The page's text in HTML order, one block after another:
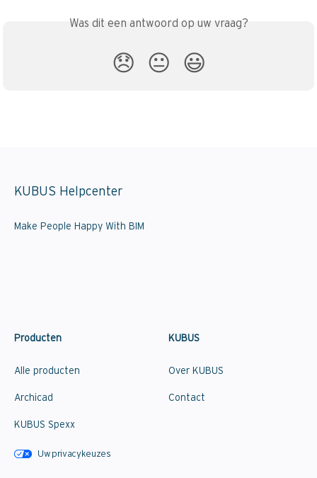
Was dit een antwoord op uw vraag?
😞 😐 😃
KUBUS Helpcenter
Make People Happy With BIM
Producten
Alle producten
Archicad
KUBUS Spexx
KUBUS
Over KUBUS
Contact
Uw privacykeuzes